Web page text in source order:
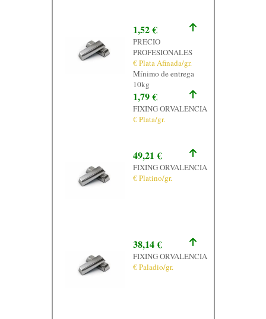
1,52 €
PRECIO
PROFESIONALES
€ Plata Afinada/gr.
Mínimo de entrega
10kg
1,79 €
FIXING ORVALENCIA
€ Plata/gr.
49,21 €
FIXING ORVALENCIA
€ Platino/gr.
38,14 €
FIXING ORVALENCIA
€ Paladio/gr.